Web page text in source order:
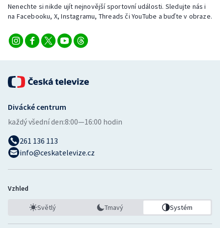
Veslování
Vodní slalom
Volejbal
Ostatní
Nenechte si nikde ujít nejnovější sportovní události. Sledujte nás i
na Facebooku, X, Instagramu, Threads či YouTube a buďte v obraze.
Divácké centrum
každý všední den:8:00—16:00 hodin
261 136 113
info@ceskatelevize.cz
Vzhled
Světlý Tmavý Systém